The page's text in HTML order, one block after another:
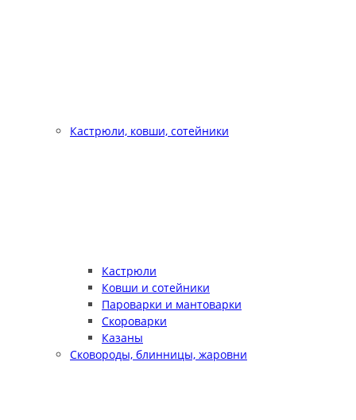
Кастрюли, ковши, сотейники
Кастрюли
Ковши и сотейники
Пароварки и мантоварки
Скороварки
Казаны
Сковороды, блинницы, жаровни